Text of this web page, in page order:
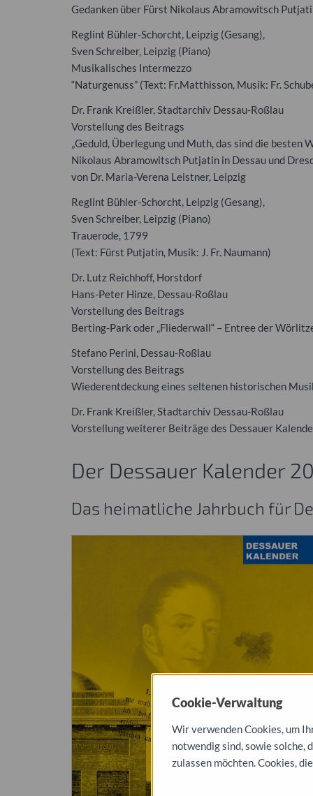
Gedanken über Fürst Nikolaus Abramowitsch
Reglint Bühler-Schorcht, Leipzig (Gesang),
Sven Schreiber, Leipzig (Piano)
Musikalisches Intermezzo
“Naturgenuss” (Text: Fr.Matthisson, Musik: Fr.
Dr. Frank Kreißler, Stadtarchiv Dessau-Roßlau
Vorstellung des Beitrags
„Geduld, Überlegung und Muth, das sind die besten
Nikolaus Abramowitsch Putjatin in Dessau und
von Dr. Maria-Verena Leistner, Leipzig
Reglint Bühler-Schorcht, Leipzig (Gesang),
Sven Schreiber, Leipzig (Piano)
Trauerode, 1799
(Text: Fürst Putjatin, Musik: J. Fr. Naumann)
Dr. Lutz Reichhoff, Horstdorf
Hans-Peter Hinze, Dessau-Roßlau
Vorstellung des Beitrags
Berting-Park oder „Fliederwall“ – Entree der
Stefano Perini, Dessau-Roßlau
Vorstellung des Beitrags
Wiederentdeckung eines seltenen historischen
Dr. Frank Kreißler, Stadtarchiv Dessau-Roßlau
Vorstellung weiterer Beiträge des Dessauer
Der Dessauer Kalender
Das heimatliche Jahrbuch für
Cookie-Verwaltung
Wir verwenden Cookies, um
notwendig sind, sowie solche,
zulassen möchten. Cookies,